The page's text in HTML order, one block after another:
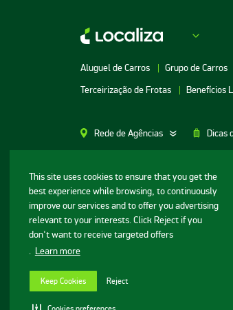
This site uses cookies to ensure that you get the
best experience while browsing, to continuously
improve our services and to offer you advertising
relevant to your interests. Click Reject if you
don't want to receive targeted offers
. Learn more
Keep Cookies Reject
Aluguel de Carros Grupo de Carros
Terceirização de Frotas
Benefícios
Rede de Agências Dicas
Aluguel de Carros SP
Aluguel de Carros Porto Alegre
Aluguel de Carros RJ
Aluguel de Carros BH
Seguro
Aluguel de Carros Cuiabá
Informações ao consumidor: Localiza
Sede: Avenida Bernardo Vasconcelos,
Central de Reservas e Assistência a
Mapa do site Termos de uso
Configurações de cookies